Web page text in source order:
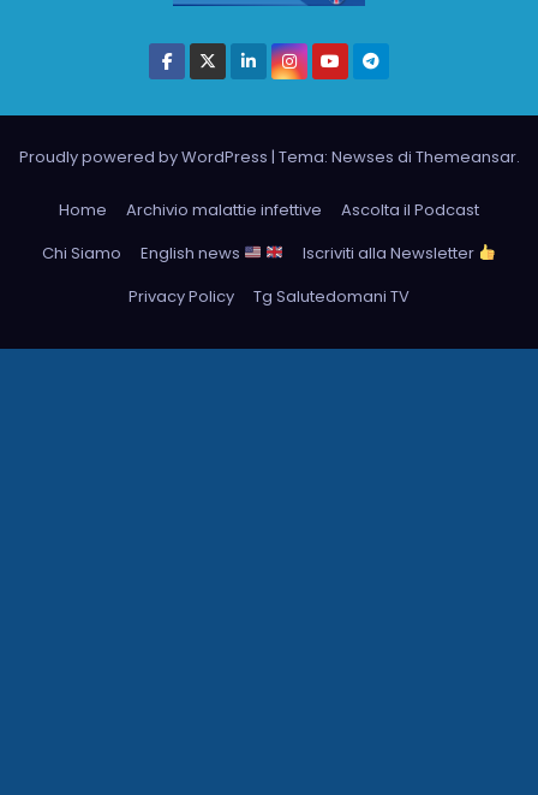
Proudly powered by WordPress | Tema: Newses di Themeansar.
Home Archivio malattie infettive
Ascolta il Podcast
Chi Siamo
English news
Iscriviti alla Newsletter
Privacy Policy
Tg Salutedomani TV